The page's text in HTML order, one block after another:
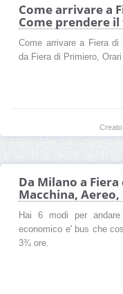
Come arrivare a
Come prendere il
Come arrivare a Fiera
da Fiera di Primiero,
Da Milano a
Macchina,
Hai 6 modi per
economico e' bus che
3¾ ore.